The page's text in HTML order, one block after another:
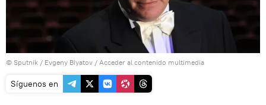
© Sputnik / Evgeny Biyatov / Acceder al contenido multimedia
Síguenos en